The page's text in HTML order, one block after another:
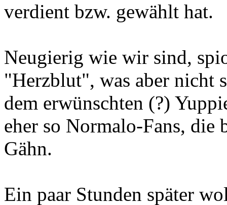
verdient bzw. gewählt hat.
Neugierig wie wir sind,
"Herzblut", was aber nicht
dem erwünschten (?)
eher so Normalo-Fans, die
Gähn.
Ein paar Stunden später